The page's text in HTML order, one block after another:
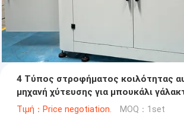
4 Τύπος στροφήματος κοιλότητας
μηχανή χύτευσης για μπουκάλι
Τιμή：Price negotiation. MOQ：1set